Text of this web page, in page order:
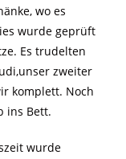
wo es
wurde geprüft
Es trudelten
zweiter
komplett. Noch
ins Bett.
wurde